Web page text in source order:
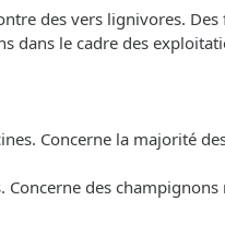
des vers lignivores.
dans le cadre des
Concerne la majorité
des